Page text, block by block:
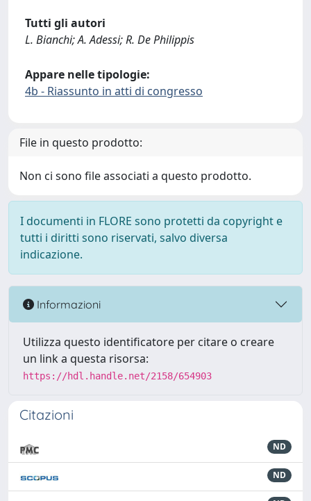
Tutti gli autori
L. Bianchi; A. Adessi; R. De Philippis
Appare nelle tipologie:
4b - Riassunto in atti di congresso
File in questo prodotto:
Non ci sono file associati a questo prodotto.
I documenti in FLORE sono protetti da copyright e
tutti i diritti sono riservati, salvo diversa
indicazione.
Informazioni
Utilizza questo identificatore per citare o creare
un link a questa risorsa:
https://hdl.handle.net/2158/654903
Citazioni
ND
ND